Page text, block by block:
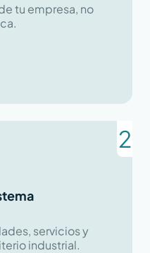
tu empresa, no
servicios y
industrial.